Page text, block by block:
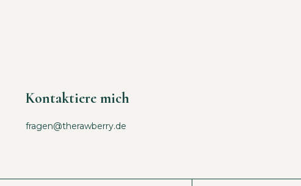
Kontaktiere mich
fragen@therawberry.de